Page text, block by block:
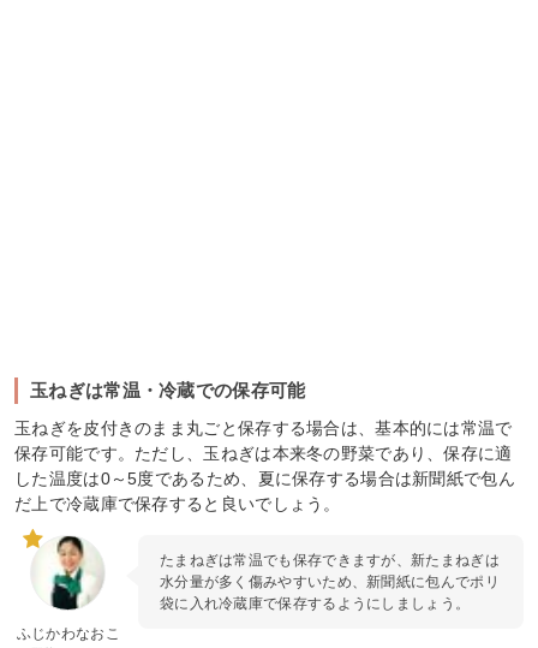
玉ねぎは常温・冷蔵での保存可能
玉ねぎを皮付きのまま丸ごと保存する場合は、基本的には常温で
保存可能です。ただし、玉ねぎは本来冬の野菜であり、保存に適
した温度は0～5度であるため、夏に保存する場合は新聞紙で包ん
だ上で冷蔵庫で保存すると良いでしょう。
ふじかわなおこ
たまねぎは常温でも保存できますが、新たまねぎは
水分量が多く傷みやすいため、新聞紙に包んでポリ
袋に入れ冷蔵庫で保存するようにしましょう。